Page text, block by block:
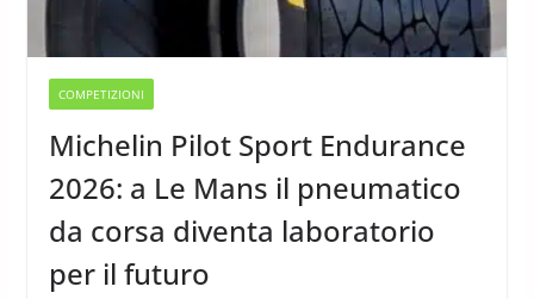
COMPETIZIONI
Michelin Pilot Sport Endurance
2026: a Le Mans il pneumatico
da corsa diventa laboratorio
per il futuro